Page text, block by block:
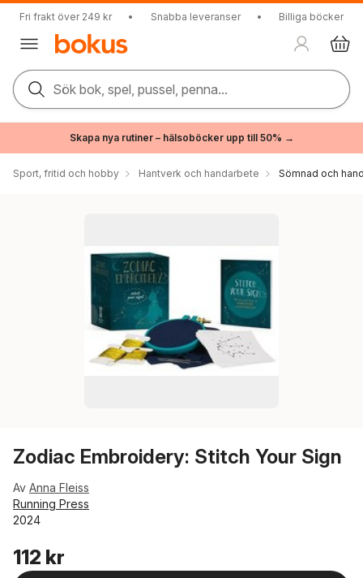
Fri frakt över 249 kr • Snabba leveranser • Billiga böcker
Sök bok, spel, pussel, penna...
Skapa nya rutiner – hälsoböcker upp till 50% →
Sport, fritid och hobby Hantverk och handarbete Sömnad och
Zodiac Embroidery: Stitch Your Sign
Av Anna Fleiss
Running Press
2024
112 kr